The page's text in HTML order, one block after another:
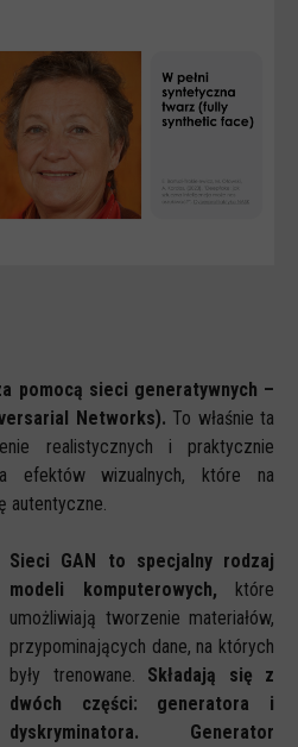
pomocą sieci generatywnych –
Networks). To właśnie ta
realistycznych i praktycznie
efektów wizualnych, które na
autentyczne.
Sieci GAN to specjalny rodzaj
modeli komputerowych, które
umożliwiają tworzenie materiałów,
przypominających dane, na których
były trenowane. Składają się z
dwóch części: generatora i
dyskryminatora. Generator